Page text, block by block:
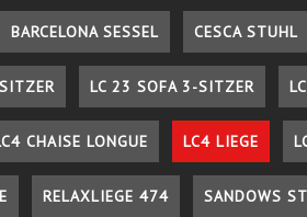
BARCELONA SESSEL CESCA STUHL
LC 23 SOFA 3-SITZER
CHAISE LONGUE LC4 LIEGE
RELAXLIEGE 474 SANDOWS